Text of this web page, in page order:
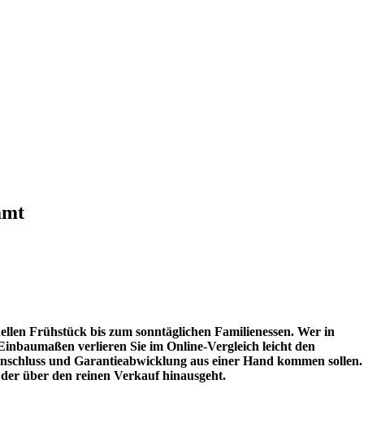
Frühstück bis zum sonntäglichen Familienessen. Wer in
verlieren Sie im Online-Vergleich leicht den
und Garantieabwicklung aus einer Hand kommen sollen.
über den reinen Verkauf hinausgeht.